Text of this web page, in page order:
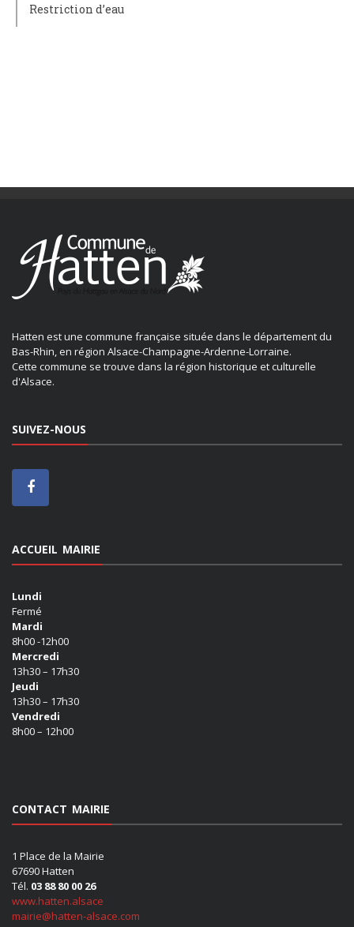
Restriction d’eau
Hatten est une commune française située dans le département du
Bas-Rhin, en région Alsace-Champagne-Ardenne-Lorraine.
Cette commune se trouve dans la région historique et culturelle
d'Alsace.
SUIVEZ-NOUS
ACCUEIL MAIRIE
Lundi
Fermé
Mardi
8h00 -12h00
Mercredi
13h30 – 17h30
Jeudi
13h30 – 17h30
Vendredi
8h00 – 12h00
CONTACT MAIRIE
1 Place de la Mairie
67690 Hatten
Tél. 03 88 80 00 26
www.hatten.alsace
mairie@hatten-alsace.com